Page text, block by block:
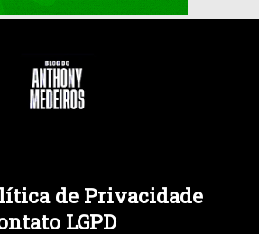
de Privacidade
LGPD